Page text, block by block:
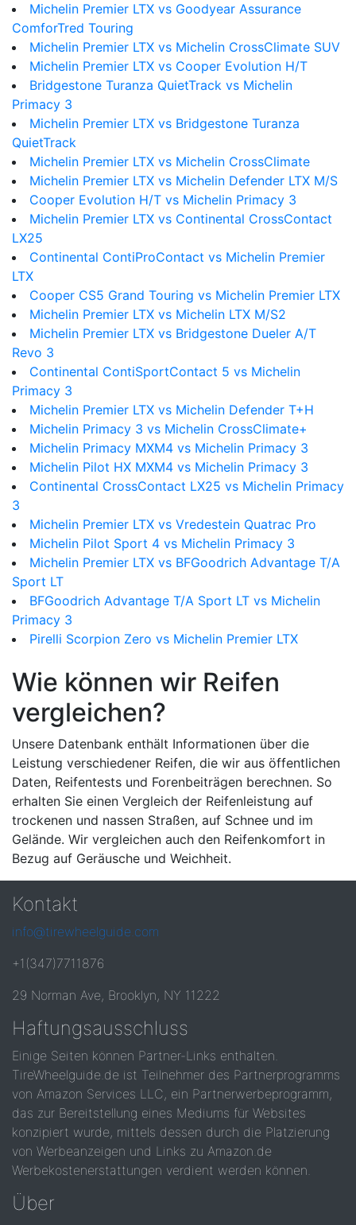
Michelin Premier LTX vs Goodyear Assurance
ComforTred Touring
Michelin Premier LTX vs Michelin CrossClimate SUV
Michelin Premier LTX vs Cooper Evolution H/T
Bridgestone Turanza QuietTrack vs Michelin
Primacy 3
Michelin Premier LTX vs Bridgestone Turanza
QuietTrack
Michelin Premier LTX vs Michelin CrossClimate
Michelin Premier LTX vs Michelin Defender LTX M/S
Cooper Evolution H/T vs Michelin Primacy 3
Michelin Premier LTX vs Continental CrossContact
LX25
Continental ContiProContact vs Michelin Premier
LTX
Cooper CS5 Grand Touring vs Michelin Premier LTX
Michelin Premier LTX vs Michelin LTX M/S2
Michelin Premier LTX vs Bridgestone Dueler A/T
Revo 3
Continental ContiSportContact 5 vs Michelin
Primacy 3
Michelin Premier LTX vs Michelin Defender T+H
Michelin Primacy 3 vs Michelin CrossClimate+
Michelin Primacy MXM4 vs Michelin Primacy 3
Michelin Pilot HX MXM4 vs Michelin Primacy 3
Continental CrossContact LX25 vs Michelin Primacy
3
Michelin Premier LTX vs Vredestein Quatrac Pro
Michelin Pilot Sport 4 vs Michelin Primacy 3
Michelin Premier LTX vs BFGoodrich Advantage T/A
Sport LT
BFGoodrich Advantage T/A Sport LT vs Michelin
Primacy 3
Pirelli Scorpion Zero vs Michelin Premier LTX
Wie können wir Reifen
vergleichen?
Unsere Datenbank enthält Informationen über die
Leistung verschiedener Reifen, die wir aus öffentlichen
Daten, Reifentests und Forenbeiträgen berechnen. So
erhalten Sie einen Vergleich der Reifenleistung auf
trockenen und nassen Straßen, auf Schnee und im
Gelände. Wir vergleichen auch den Reifenkomfort in
Bezug auf Geräusche und Weichheit.
Kontakt
info@tirewheelguide.com
+1(347)7711876
29 Norman Ave, Brooklyn, NY 11222
Haftungsausschluss
Einige Seiten können Partner-Links enthalten.
TireWheelguide.de ist Teilnehmer des Partnerprogramms
von Amazon Services LLC, ein Partnerwerbeprogramm,
das zur Bereitstellung eines Mediums für Websites
konzipiert wurde, mittels dessen durch die Platzierung
von Werbeanzeigen und Links zu Amazon.de
Werbekostenerstattungen verdient werden können.
Über